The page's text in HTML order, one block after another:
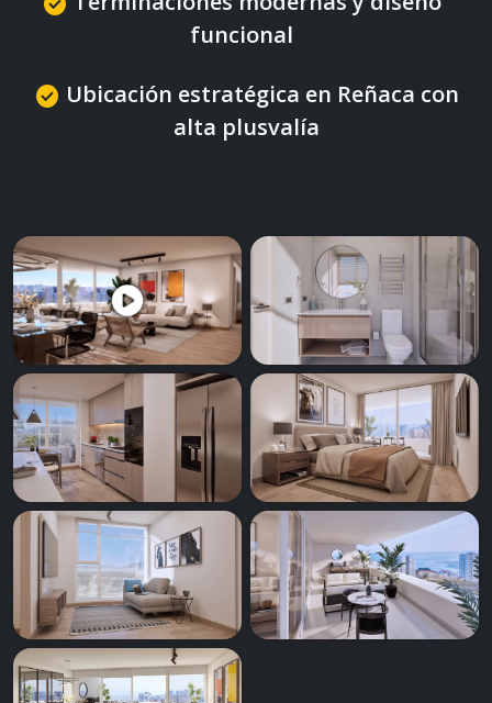
funcional
check_circle Ubicación estratégica en Reñaca con
alta plusvalía